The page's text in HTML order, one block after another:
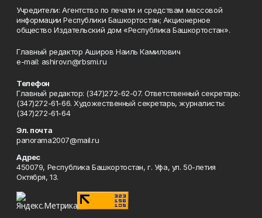
Учредители: Агентство по печати и средствам массовой
информации Республики Башкортостан; Акционерное
общество Издательский дом «Республика Башкортостан».
Главный редактор Аширов Наиль Камилович
e-mail: ashirov.n@rbsmi.ru
Телефон
Главный редактор: (347)272-62-07. Ответственный секретарь:
(347)272-61-66. Художественный секретарь, журналисты:
(347)272-61-64
Эл. почта
panorama2007@mail.ru
Адрес
450079, Республика Башкортостан, г. Уфа, ул. 50-летия
Октября, 13.